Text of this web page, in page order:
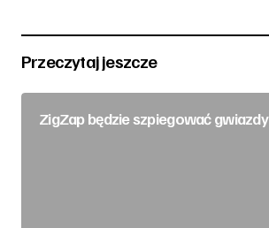
Przeczytaj jeszcze
ZigZap będzie szpiegować gwiazdy